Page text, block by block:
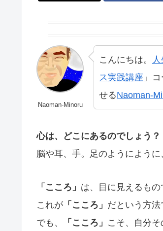
Naoman-Minoru
こんにちは。
ス実践講座 」
せるNaoman-
心は、どこにあるのでしょう？
脳や耳、手。足のようによう
「こころ」 は、目に見えるもの
これが 「こころ」 だという方法
でも、
「こころ」 こそ、自分そ